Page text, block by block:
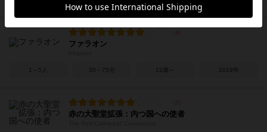
ファラオン
1～5人 30～75分 12歳～ 2019年
赤の大聖堂拡張：内つ国への使者